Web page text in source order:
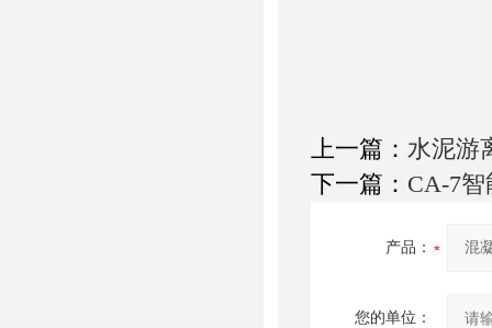
上一篇： 水泥游
下一篇： CA-7
产品：
您的单位：